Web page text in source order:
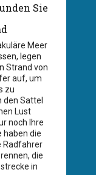
Sie
Meer
legen
Strand von
auf, um
zu
den Sattel
Lust
noch Ihre
haben die
Radfahrer
die
in